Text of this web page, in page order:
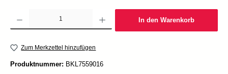
Produkt Anzahl: Gib den gewünschten Wert ein oder benutze die Schaltflächen um die
In den Warenkorb
Zum Merkzettel hinzufügen
Produktnummer: BKL7559016